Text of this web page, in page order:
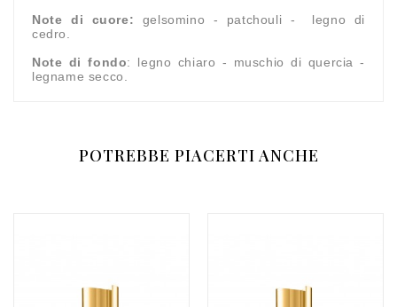
Note di cuore: gelsomino - patchouli - legno di
cedro.
Note di fondo: legno chiaro - muschio di quercia -
legname secco.
POTREBBE PIACERTI ANCHE